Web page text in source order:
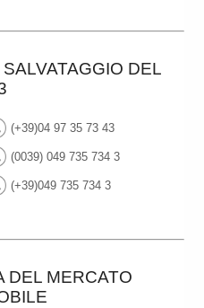
DEL
(+39)04 97 35 73 43
(0039) 049 735 734 3
(+39)049 735 734 3
DEL MERCATO